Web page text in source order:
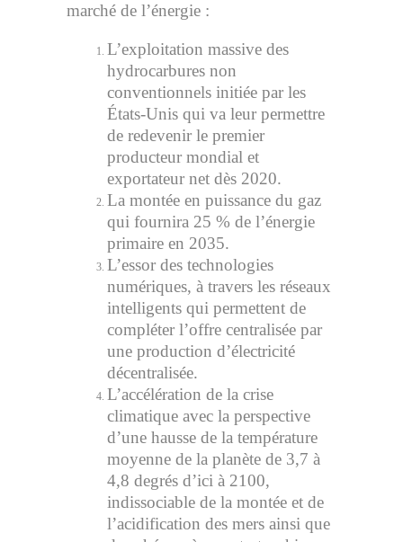
marché de l’énergie :
L’exploitation massive des
hydrocarbures non
conventionnels initiée par les
États-Unis qui va leur permettre
de redevenir le premier
producteur mondial et
exportateur net dès 2020.
La montée en puissance du gaz
qui fournira 25 % de l’énergie
primaire en 2035.
L’essor des technologies
numériques, à travers les réseaux
intelligents qui permettent de
compléter l’offre centralisée par
une production d’électricité
décentralisée.
L’accélération de la crise
climatique avec la perspective
d’une hausse de la température
moyenne de la planète de 3,7 à
4,8 degrés d’ici à 2100,
indissociable de la montée et de
l’acidification des mers ainsi que